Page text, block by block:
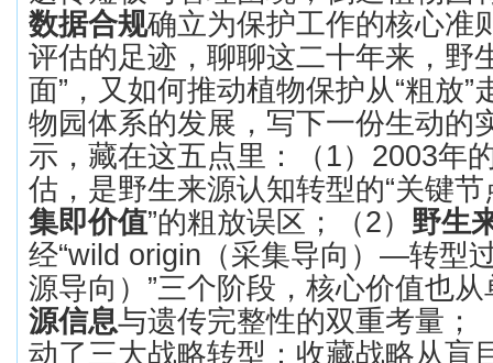
数据合规确立为保护工作的核心准
评估的足迹，聊聊这二十年来，野
面” ，又如何推动植物保护从“粗放”
物园体系的发展，写下一份生动的
示，藏在这五点里：（ 1） 2003年
估，是野生来源认知转型的“关键节
集即价值”的粗放误区；（2） 野生
经“wild origin （采集导向） —转型
源导向） ”三个阶段，核心价值也从
源信息与遗传完整性的双重考量；
动了三大战略转型：收藏战略从盲